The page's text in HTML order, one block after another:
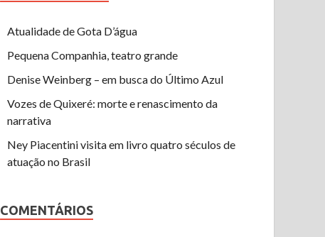
Atualidade de Gota D’água
Pequena Companhia, teatro grande
Denise Weinberg – em busca do Último Azul
Vozes de Quixeré: morte e renascimento da
narrativa
Ney Piacentini visita em livro quatro séculos de
atuação no Brasil
COMENTÁRIOS